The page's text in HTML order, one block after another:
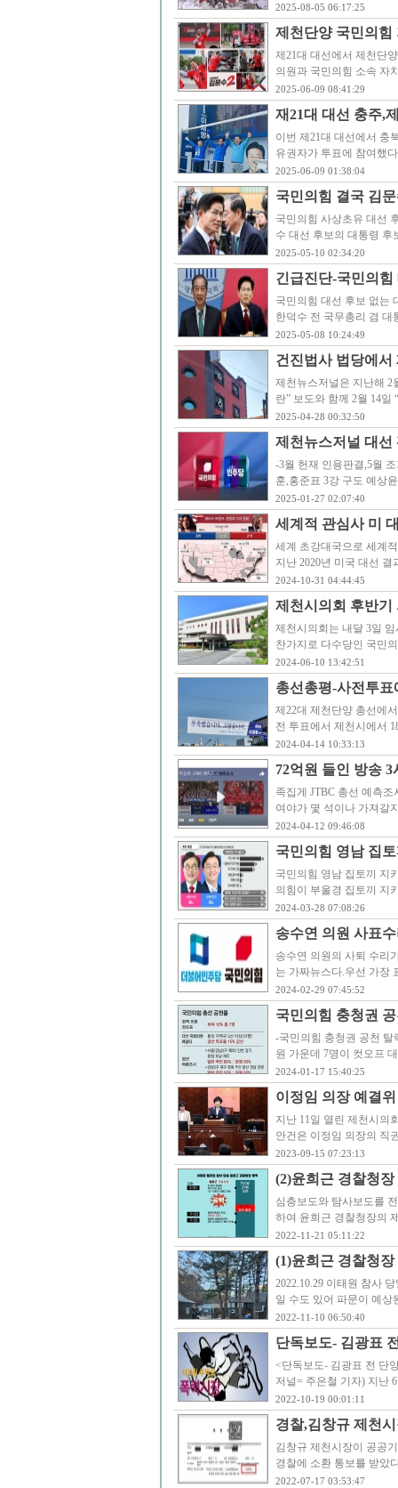
2025-08-05 06:17:25
제천단양 국민의
제21대 대선에서 제천단
의원과 국민의힘 소속 자
2025-06-09 08:41:29
재21대 대선 충주,
이번 제21대 대선에서 충
유권자가 투표에 참여했
2025-06-09 01:38:04
국민의힘 결국 김
국민의힘 사상초유 대선
수 대선 후보의 대통령
2025-05-10 02:34:20
긴급진단-국민의
국민의힘 대선 후보 없는
한덕수 전 국무총리 겸
2025-05-08 10:24:49
건진법사 법당에
제천뉴스저널은 지난해 2
란” 보도와 함께 2월 14
2025-04-28 00:32:50
제천뉴스저널 대
-3월 헌재 인용판결,5월
훈,홍준표 3강 구도 예상
2025-01-27 02:07:40
세계적 관심사 미
세계 초강대국으로 세계
지난 2020년 미국 대선
2024-10-31 04:44:45
제천시의회 후반
제천시의회는 내달 3일
찬가지로 다수당인 국민
2024-06-10 13:42:51
총선총평-사전투
제22대 제천단양 총선에
전 투표에서 제천시에서
2024-04-14 10:33:13
72억원 들인 방송
족집게 JTBC 총선 예측
여야가 몇 석이나 가져갈
2024-04-12 09:46:08
국민의힘 영남 집
국민의힘 영남 집토끼 지
의힘이 부울경 집토끼 지
2024-03-28 07:08:26
송수연 의원 사표
송수연 의원의 사퇴 수리
는 가짜뉴스다.우선 가장
2024-02-29 07:45:52
국민의힘 충청권
-국민의힘 충청권 공천 탈
원 가운데 7명이 컷오프
2024-01-17 15:40:25
이정임 의장 예결
지난 11일 열린 제천시의
안건은 이정임 의장의 직
2023-09-15 07:23:13
(2)윤희근 경찰청
심층보도와 탐사보도를
하여 윤희근 경찰청장의
2022-11-21 05:11:22
(1)윤희근 경찰청
2022.10.29 이태원 참사
일 수도 있어 파문이 예상
2022-11-10 06:50:40
단독보도- 김광표
<단독보도- 김광표 전 단
저널= 주은철 기자) 지난
2022-10-19 00:01:11
경찰,김창규 제천
김창규 제천시장이 공공
경찰에 소환 통보를 받았
2022-07-17 03:53:47